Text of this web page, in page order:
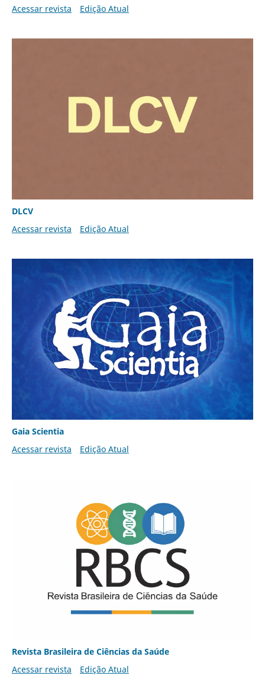
Acessar revista
Edição Atual
DLCV
Acessar revista
Edição Atual
Gaia Scientia
Acessar revista
Edição Atual
Revista Brasileira de Ciências da Saúde
Acessar revista
Edição Atual